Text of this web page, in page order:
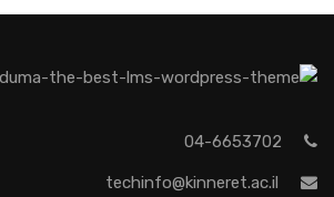
04-6653702
techinfo@kinneret.ac.il